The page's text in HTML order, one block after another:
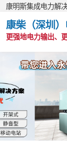
康柴（深圳
OEM发电机组
静音发电机组
移动电站
发电机出租